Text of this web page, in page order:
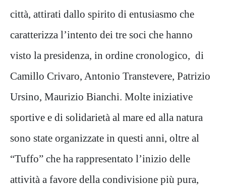
città, attirati dallo spirito di entusiasmo che
caratterizza l’intento dei tre soci che hanno
visto la presidenza, in ordine cronologico, di
Camillo Crivaro, Antonio Transtevere, Patrizio
Ursino, Maurizio Bianchi. Molte iniziative
sportive e di solidarietà al mare ed alla natura
sono state organizzate in questi anni, oltre al
“Tuffo” che ha rappresentato l’inizio delle
attività a favore della condivisione più pura,